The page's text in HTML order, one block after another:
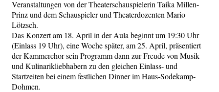
Veranstaltungen von der Theaterschauspielerin Taika Millen-
Prinz und dem Schauspieler und Theaterdozenten Mario
Lötzsch.
Das Konzert am 18. April in der Aula beginnt um 19:30 Uhr
(Einlass 19 Uhr), eine Woche später, am 25. April, präsentiert
der Kammerchor sein Programm dann zur Freude von Musik-
und Kulinarikliebhabern zu den gleichen Einlass- und
Startzeiten bei einem festlichen Dinner im Haus-Sodekamp-
Dohmen.